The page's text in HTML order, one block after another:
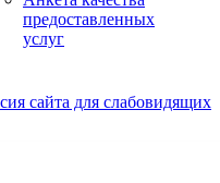
предоставленных
услуг
сайта для слабовидящих